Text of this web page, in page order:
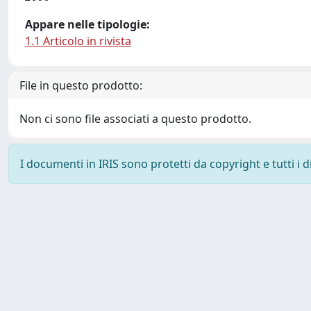
Appare nelle tipologie:
1.1 Articolo in rivista
File in questo prodotto:
Non ci sono file associati a questo prodotto.
I documenti in IRIS sono protetti da copyright e tutti i